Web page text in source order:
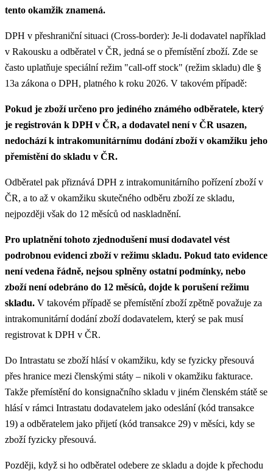
tento okamžik znamená.
DPH v přeshraniční situaci (Cross-border): Je-li dodavatel například
v Rakousku a odběratel v ČR, jedná se o přemístění zboží. Zde se
často uplatňuje speciální režim "call-off stock" (režim skladu) dle §
13a zákona o DPH, platného k roku 2026. V takovém případě:
Pokud je zboží určeno pro jediného známého odběratele, který
je registrován k DPH v ČR, a dodavatel není v ČR usazen,
nedochází k intrakomunitárnímu dodání zboží v okamžiku jeho
přemístění do skladu v ČR.
Odběratel pak přiznává DPH z intrakomunitárního pořízení zboží v
ČR, a to až v okamžiku skutečného odběru zboží ze skladu,
nejpozději však do 12 měsíců od naskladnění.
Pro uplatnění tohoto zjednodušení musí dodavatel vést
podrobnou evidenci zboží v režimu skladu. Pokud tato evidence
není vedena řádně, nejsou splněny ostatní podmínky, nebo
zboží není odebráno do 12 měsíců, dojde k porušení režimu
skladu. V takovém případě se přemístění zboží zpětně považuje za
intrakomunitární dodání zboží dodavatelem, který se pak musí
registrovat k DPH v ČR.
Do Intrastatu se zboží hlásí v okamžiku, kdy se fyzicky přesouvá
přes hranice mezi členskými státy – nikoli v okamžiku fakturace.
Takže přemístění do konsignačního skladu v jiném členském státě se
hlásí v rámci Intrastatu dodavatelem jako odeslání (kód transakce
19) a odběratelem jako přijetí (kód transakce 29) v měsíci, kdy se
zboží fyzicky přesouvá.
Později, když si ho odběratel odebere ze skladu a dojde k přechodu